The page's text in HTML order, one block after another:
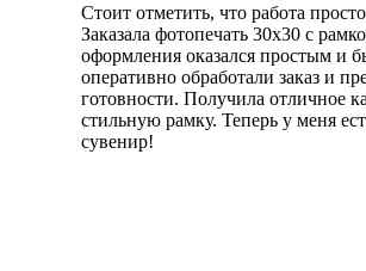
Стоит отметить, что работа
Заказала фотопечать 30х30 с
оформления оказался простым и
оперативно обработали заказ и
готовности. Получила отличное
стильную рамку. Теперь у меня
сувенир!